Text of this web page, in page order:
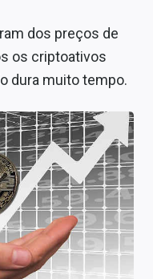
dos preços de
os criptoativos
dura muito tempo.